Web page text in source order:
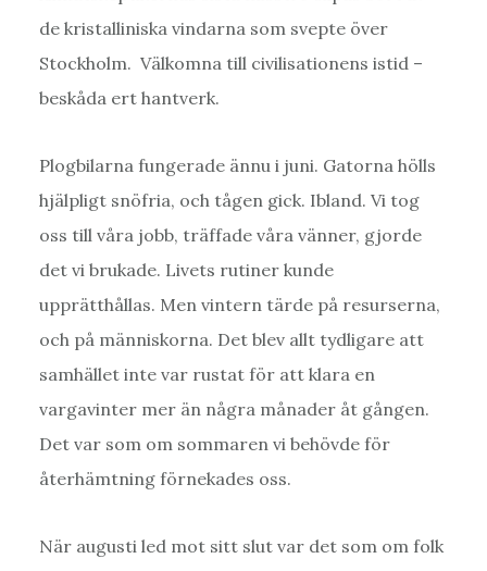
de kristalliniska vindarna som svepte över
Stockholm. Välkomna till civilisationens istid –
beskåda ert hantverk.
Plogbilarna fungerade ännu i juni. Gatorna hölls
hjälpligt snöfria, och tågen gick. Ibland. Vi tog
oss till våra jobb, träffade våra vänner, gjorde
det vi brukade. Livets rutiner kunde
upprätthållas. Men vintern tärde på resurserna,
och på människorna. Det blev allt tydligare att
samhället inte var rustat för att klara en
vargavinter mer än några månader åt gången.
Det var som om sommaren vi behövde för
återhämtning förnekades oss.
När augusti led mot sitt slut var det som om folk